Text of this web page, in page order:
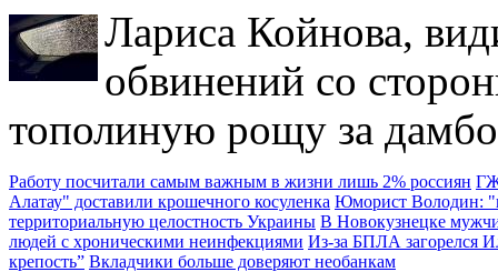
Лариса Койнова,
обвинений со
тополиную рощу за
Работу посчитали самым важным в жизни лишь 2% россиян
Алатау" доставили крошечного косуленка Юморист Володин:
территориальную целостность Украины В Новокузнецке
людей с хроническими неинфекциями Из-за БПЛА загорелся
крепость” Вкладчики больше доверяют необанкам